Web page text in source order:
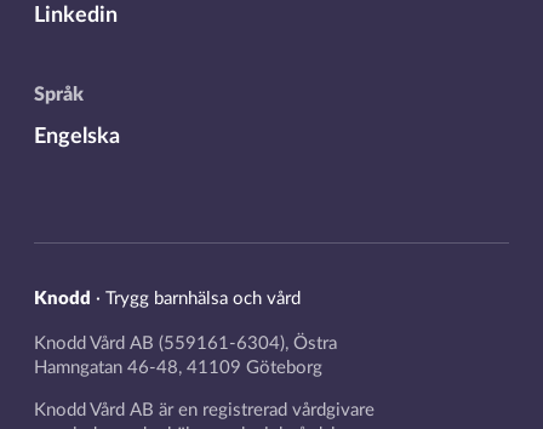
Linkedin
Språk
Engelska
Knodd · Trygg barnhälsa och vård
Knodd Vård AB (559161-6304), Östra
Hamngatan 46-48, 41109 Göteborg
Knodd Vård AB är en registrerad vårdgivare